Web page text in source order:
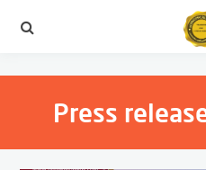
Press